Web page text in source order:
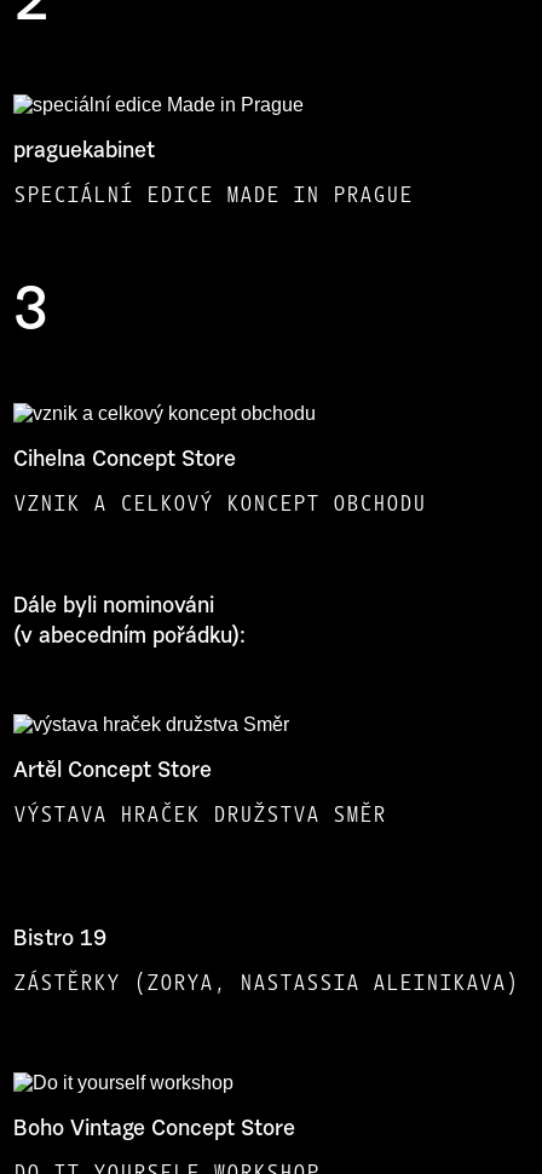
praguekabinet
SPECIÁLNÍ EDICE MADE IN PRAGUE
3
Cihelna Concept Store
VZNIK A CELKOVÝ KONCEPT OBCHODU
Dále byli nominováni
(v abecedním pořádku):
Artěl Concept Store
VÝSTAVA HRAČEK DRUŽSTVA SMĚR
Bistro 19
ZÁSTĚRKY (ZORYA, NASTASSIA ALEINIKAVA)
Boho Vintage Concept Store